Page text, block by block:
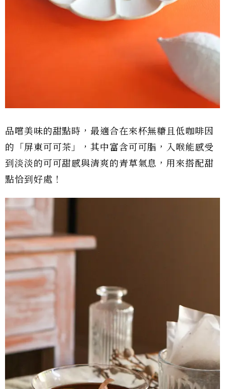
品嚐美味的甜點時，最適合在來杯無糖且低咖啡因
的「屏東可可茶」，其中富含可可脂，入喉能感受
到淡淡的可可甜感與清爽的青草氣息，用來搭配甜
點恰到好處！